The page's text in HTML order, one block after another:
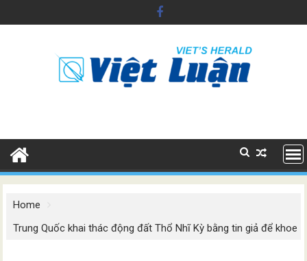
to
Home
Trung Quốc khai thác động đất Thổ Nhĩ Kỳ bằng tin giả để khoe